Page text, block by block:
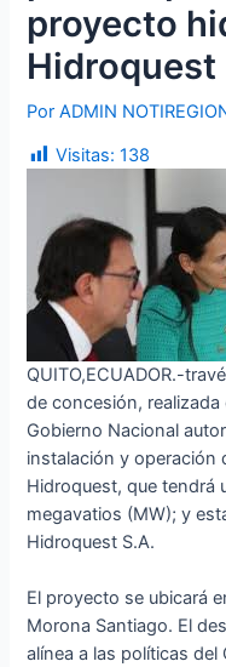
proyecto
Hidroquest
PorADMIN
Visitas: 138
QUITO,ECUADOR.-
de concesión,
Gobierno Nacional
instalación y operación
Hidroquest, que tendrá
megavatios (MW); y
Hidroquest S.A.
El proyecto se ubicará
Morona Santiago. El
alínea a las políticas